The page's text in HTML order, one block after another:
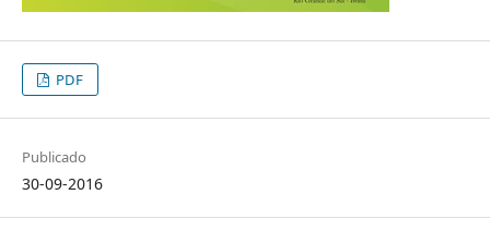
PDF
Publicado
30-09-2016